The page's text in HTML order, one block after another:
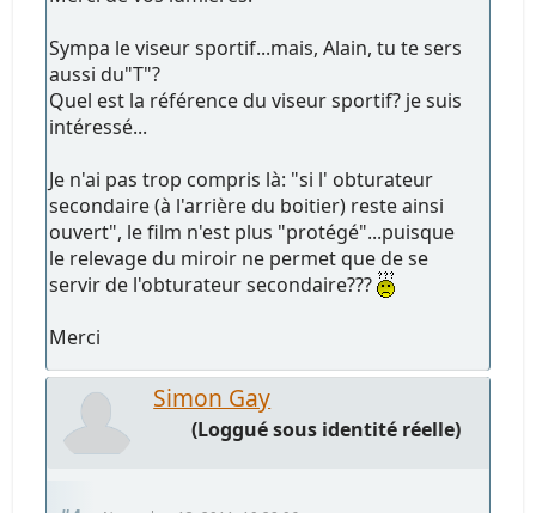
Sympa le viseur sportif...mais, Alain, tu te sers
aussi du"T"?
Quel est la référence du viseur sportif? je suis
intéressé...
Je n'ai pas trop compris là: "si l' obturateur
secondaire (à l'arrière du boitier) reste ainsi
ouvert", le film n'est plus "protégé"...puisque
le relevage du miroir ne permet que de se
servir de l'obturateur secondaire???
Merci
Simon Gay
(Loggué sous identité réelle)